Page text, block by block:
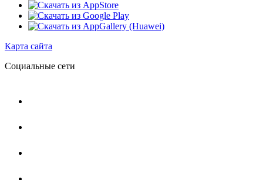
Карта сайта
Социальные сети